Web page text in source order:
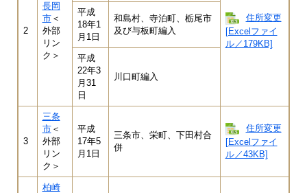
2
長岡
市＜
外部
リン
ク＞
住所変更
[Excelファイ
ル／179KB]
平成
18年1
月1日
和島村、寺泊町、栃尾市
及び与板町編入
平成
22年3
月31
日
川口町編入
3
三条
市＜
外部
リン
ク＞
平成
17年5
月1日
三条市、栄町、下田村合
併
住所変更
[Excelファイ
ル／43KB]
柏崎